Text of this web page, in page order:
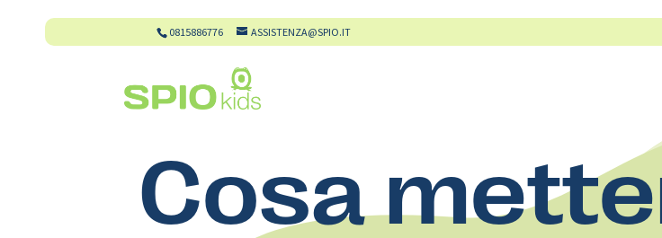
0815886776 ASSISTENZA@SPIO.IT
Cosa